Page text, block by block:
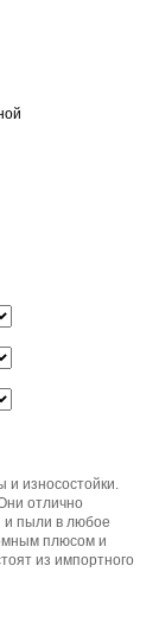
и износостойки.
отлично
и пыли в любое
плюсом и
из импортного